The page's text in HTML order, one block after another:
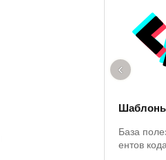
База
ентов
‹